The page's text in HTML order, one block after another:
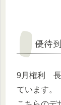
優待
9月権利 長
ています。